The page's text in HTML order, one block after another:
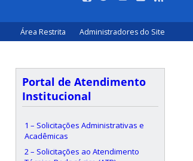
Área Restrita Administradores do Site
Portal de Atendimento
Institucional
1 – Solicitações Administrativas e
Acadêmicas
2 – Solicitações ao Atendimento